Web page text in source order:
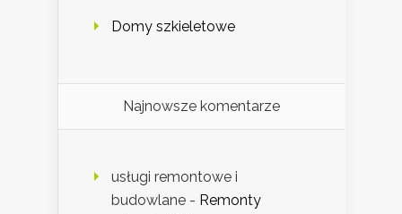
Domy szkieletowe
Najnowsze komentarze
usługi remontowe i
budowlane - Remonty